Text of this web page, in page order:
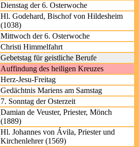
Dienstag der 6. Osterwoche
Hl. Godehard, Bischof von Hildesheim
(1038)
Mittwoch der 6. Osterwoche
Christi Himmelfahrt
Gebetstag für geistliche Berufe
Auffindung des heiligen Kreuzes
Herz-Jesu-Freitag
Gedächtnis Mariens am Samstag
7. Sonntag der Osterzeit
Damian de Veuster, Priester, Mönch
(1889)
Hl. Johannes von Ávila, Priester und
Kirchenlehrer (1569)